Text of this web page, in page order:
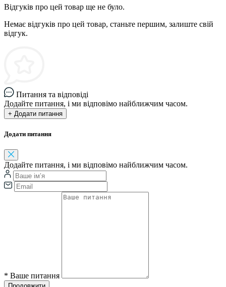
Відгуків про цей товар ще не було.
Немає відгуків про цей товар, станьте першим, залиште свій
відгук.
Питання та відповіді
Додайте питання, і ми відповімо найближчим часом.
+ Додати питання
Додати питання
Додайте питання, і ми відповімо найближчим часом.
* Ваше питання